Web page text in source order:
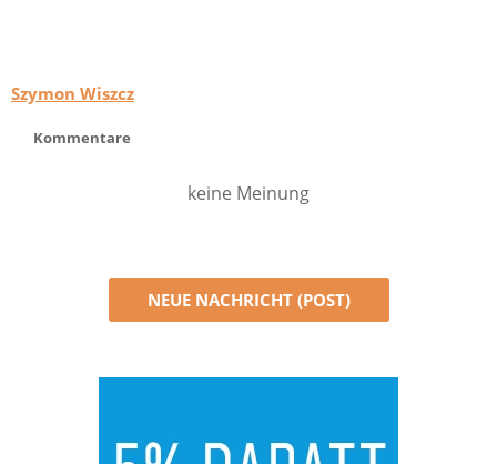
Szymon Wiszcz
Kommentare
keine Meinung
NEUE NACHRICHT (POST)